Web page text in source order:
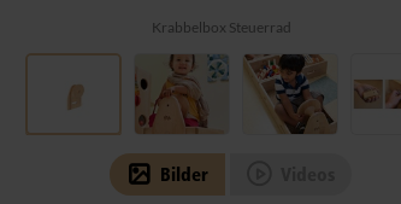
Krabbelbox Steuerrad
Bilder